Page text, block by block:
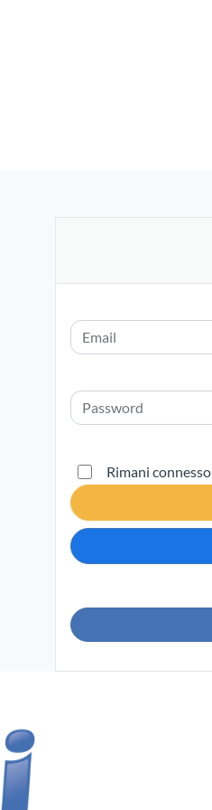
Rimani connesso